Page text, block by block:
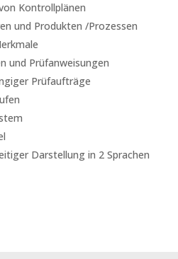
Kontrollplänen
und Produkten /Prozessen
und Prüfanweisungen
Prüfaufträge
Darstellung in 2 Sprachen